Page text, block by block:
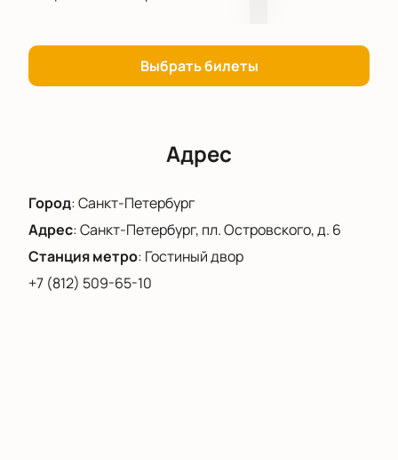
Выбрать билеты
Адрес
Город:Санкт-Петербург
Адрес:Санкт-Петербург, пл. Островского, д. 6
Станция метро: Гостиный двор
+7 (812) 509-65-10